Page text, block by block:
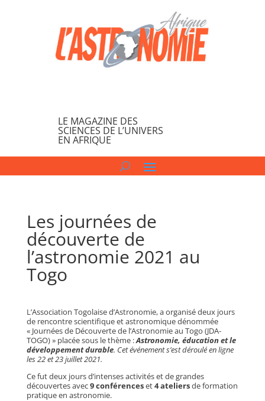
LE MAGAZINE DES
SCIENCES DE L’UNIVERS
EN AFRIQUE
Les journées de
découverte de
l’astronomie 2021 au
Togo
L’Association Togolaise d’Astronomie, a organisé deux jours
de rencontre scientifique et astronomique dénommée
« Journées de Découverte de l’Astronomie au Togo (JDA-
TOGO) » placée sous le thème :Astronomie, éducation et le
développement durable. Cet événement s’est déroulé en ligne
les 22 et 23 juillet 2021.
Ce fut deux jours d’intenses activités et de grandes
découvertes avec9 conférenceset4 ateliersde formation
pratique en astronomie.